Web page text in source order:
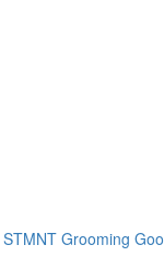
STMNT Grooming